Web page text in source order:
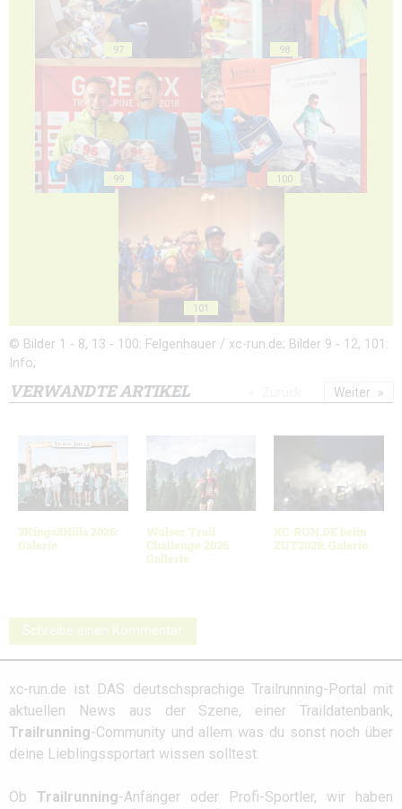
97 98
99 100
101
© Bilder 1 - 8, 13 - 100: Felgenhauer / xc-run.de; Bilder 9 - 12, 101:
Info;
VERWANDTE ARTIKEL
3Kings3Hills 2026:
Galerie
Walser Trail
Challenge 2026
Gallerie
XC-RUN.DE beim
ZUT2026: Galerie
Weiter
Schreibe einen Kommentar
xc-run.de ist DAS deutschsprachige Trailrunning-Portal mit
aktuellen News aus der Szene, einer Traildatenbank,
Trailrunning-Community und allem was du sonst noch über
deine Lieblingssportart wissen solltest.
Ob Trailrunning-Anfänger oder Profi-Sportler, wir haben